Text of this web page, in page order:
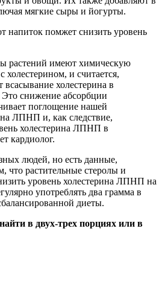
мягкие сыры и йогурты.
напиток помжет снизить уровень
растений имеют химическую
холестерином, и считается,
холестерина в
снижение абсорбции
поглощение нашей
ЛПНП и, как следствие,
холестерина ЛПНП в
кардиолог.
людей, но есть данные,
что растительные стеролы и
уровень холестерина ЛПНП на
употреблять два грамма в
диеты.
в двух-трех порциях или в